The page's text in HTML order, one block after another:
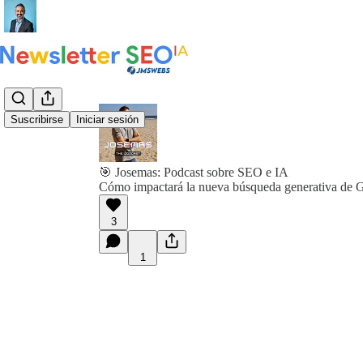
Suscribirse Iniciar sesión
🎯 Josemas: Podcast sobre SEO e IA
Cómo impactará la nueva búsqueda generativa de
3
1